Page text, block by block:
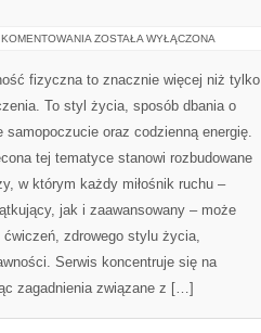
DIETA
ZOSTAŁA WYŁĄCZONA
fizyczna to znacznie więcej niż tylko
To styl życia, sposób dbania o
samopoczucie oraz codzienną energię.
tej tematyce stanowi rozbudowane
w którym każdy miłośnik ruchu –
jak i zaawansowany – może
ćwiczeń, zdrowego stylu życia,
Serwis koncentruje się na
zagadnienia związane z […]